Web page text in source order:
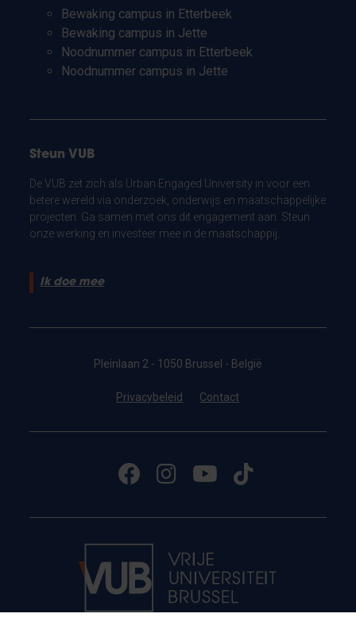
Bewaking campus in Etterbeek
Bewaking campus in Jette
Noodnummer campus in Etterbeek
Noodnummer campus in Jette
Steun VUB
De VUB zet zich als Urban Engaged University in voor een
betere wereld via onderzoek, onderwijs en maatschappelijke
projecten. Ga samen met ons dit engagement aan. Steun
onze werking en investeer mee in de maatschappij.
Ik doe mee
Pleinlaan 2 - 1050 Brussel - België
Privacybeleid Contact